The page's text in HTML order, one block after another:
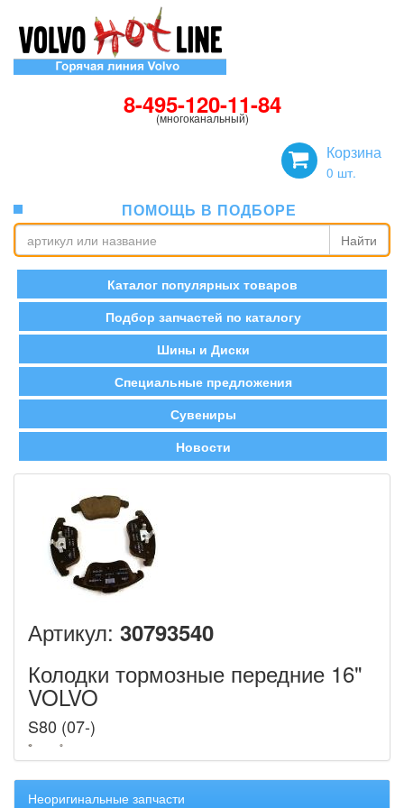
8-495-120-11-84
(многоканальный)
Корзина
0 шт.
ПОМОЩЬ В ПОДБОРЕ
Найти
Каталог популярных товаров
Подбор запчастей по каталогу
Шины и Диски
Специальные предложения
Сувениры
Новости
Артикул: 30793540
Колодки тормозные передние 16"
VOLVO
S80 (07-)
Неоригинальные запчасти